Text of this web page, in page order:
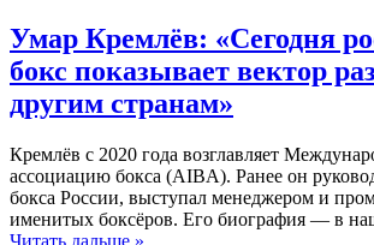
Умар Кремлёв: «Сегодня
бокс показывает вектор
другим странам»
Кремлёв с 2020 года возглавляет
ассоциацию бокса (AIBA). Ранее он
бокса России, выступал менеджером и
именитых боксёров. Его биография — в
Читать дальше »